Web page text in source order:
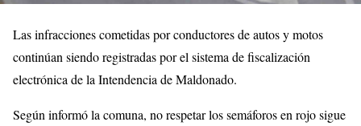
Las infracciones cometidas por conductores de autos y motos
continúan siendo registradas por el sistema de fiscalización
electrónica de la Intendencia de Maldonado.
Según informó la comuna, no respetar los semáforos en rojo sigue